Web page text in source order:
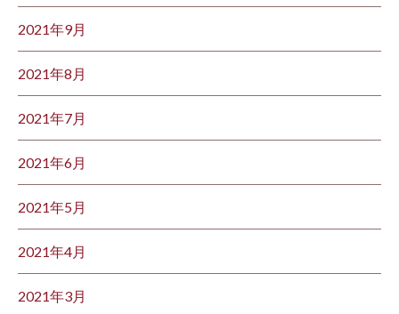
2021年9月
2021年8月
2021年7月
2021年6月
2021年5月
2021年4月
2021年3月